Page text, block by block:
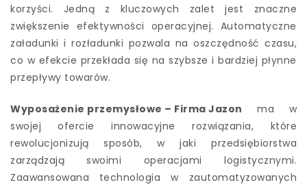
korzyści. Jedną z kluczowych zalet jest znaczne
zwiększenie efektywności operacyjnej. Automatyczne
załadunki i rozładunki pozwala na oszczędność czasu,
co w efekcie przekłada się na szybsze i bardziej płynne
przepływy towarów.
Wyposażenie przemysłowe – Firma Jazon ma w
swojej ofercie innowacyjne rozwiązania, które
rewolucjonizują sposób, w jaki przedsiębiorstwa
zarządzają swoimi operacjami logistycznymi.
Zaawansowana technologia w zautomatyzowanych